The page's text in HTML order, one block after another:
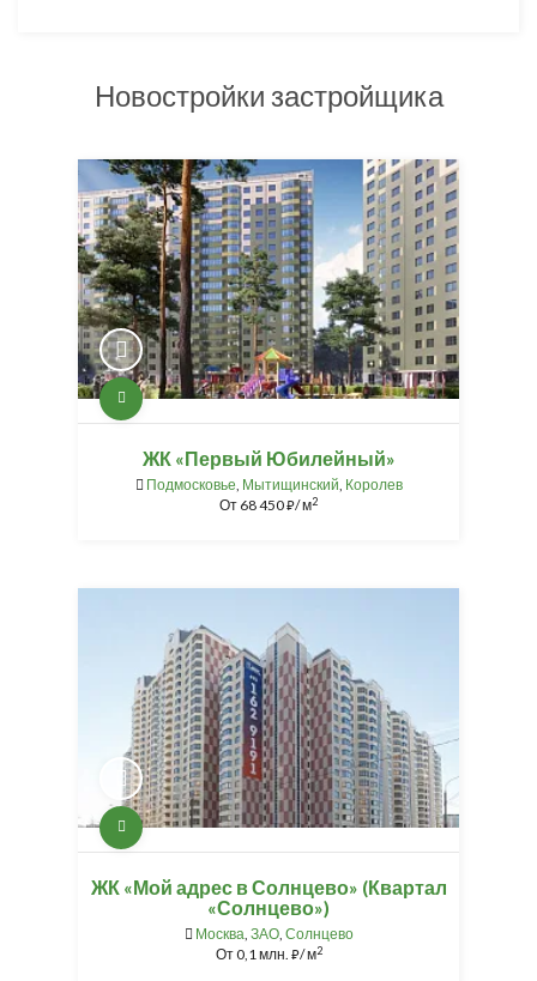
Новостройки застройщика
ЖК «Первый Юбилейный»
Подмосковье, Мытищинский, Королев
От 68 450⃏/ м2
ЖК «Мой адрес в Солнцево» (Квартал
«Солнцево»)
Москва, ЗАО, Солнцево
От0,1 млн. ⃏/ м2